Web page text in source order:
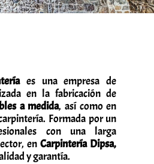
es una empresa de
en la fabricación de
a medida, así como en
Formada por un
con una larga
enCarpintería Dipsa,
y garantía.